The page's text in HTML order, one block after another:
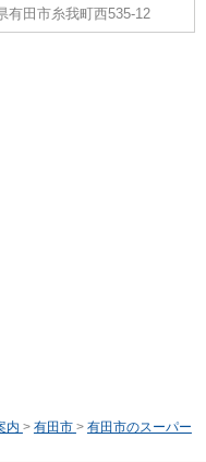
有田市糸我町西535-12
内 > 有田市 > 有田市のスーパー